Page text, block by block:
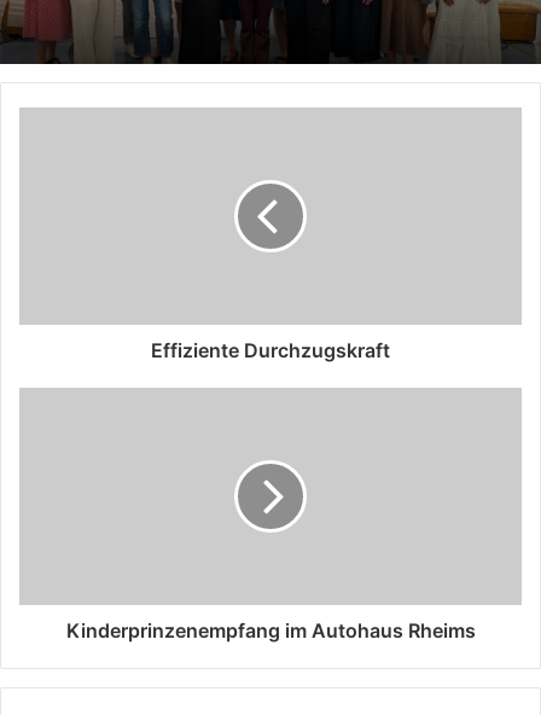
Effiziente Durchzugskraft
Kinderprinzenempfang im Autohaus Rheims